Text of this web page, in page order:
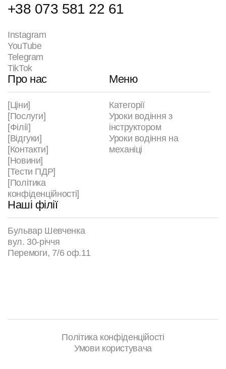
+38 073 581 22 61
Instagram
YouTube
Telegram
TikTok
Про нас
[Ціни]
[Послуги]
[Філії]
[Відгуки]
[Контакти]
[Новини]
[Тести ПДР]
[Політика
конфіденційності]
Меню
Категорії
Уроки водіння з
інструктором
Уроки водіння на
механіці
Наші філії
Бульвар Шевченка
вул. 30-річчя
Перемоги, 7/6 оф.11
Політика конфіденційості
Умови користувача